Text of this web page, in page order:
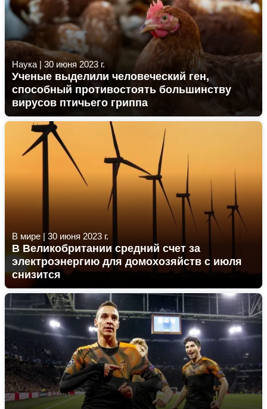
Наука | 30 июня 2023 г.
Ученые выделили человеческий ген,
способный противостоять большинству
вирусов птичьего гриппа
В мире | 30 июня 2023 г.
В Великобритании средний счет за
электроэнергию для домохозяйств с июля
снизится